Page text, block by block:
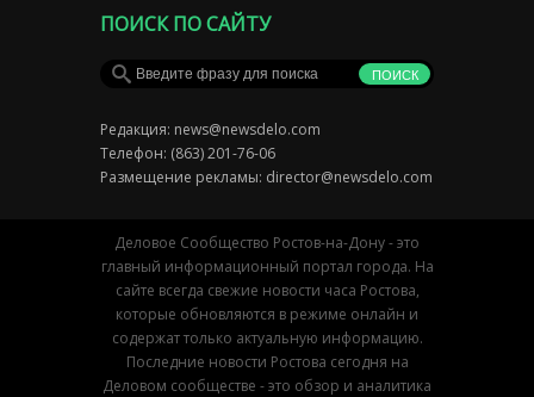
ПОИСК ПО САЙТУ
Редакция: news@newsdelo.com
Телефон: (863) 201-76-06
Размещение рекламы: director@newsdelo.com
Деловое Сообщество Ростов-на-Дону - это
главный информационный портал города. На
сайте всегда свежие новости часа Ростова,
которые обновляются в режиме онлайн и
содержат только актуальную информацию.
Последние новости Ростова сегодня на
Деловом сообществе - это обзор и аналитика